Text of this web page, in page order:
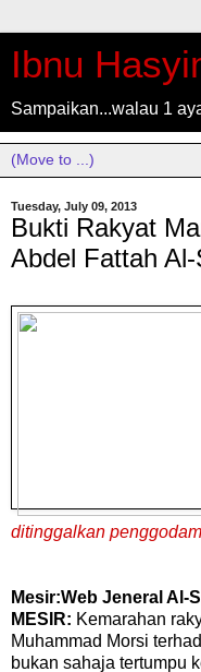
Ibnu
Sampaikan...walau 1
Tuesday, July 09, 2013
Bukti Rakyat
Abdel Fattah Al-
ditinggalkan
Mesir:Web Jeneral Al-
MESIR: Kemarahan
Muhammad Morsi
bukan sahaja tertumpu